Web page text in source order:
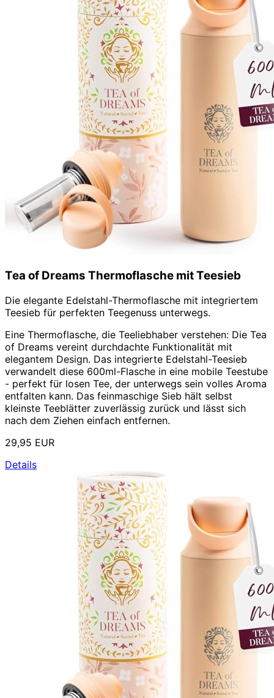
Tea of Dreams Thermoflasche mit Teesieb
Die elegante Edelstahl-Thermoflasche mit integriertem
Teesieb für perfekten Teegenuss unterwegs.
Eine Thermoflasche, die Teeliebhaber verstehen: Die Tea
of Dreams vereint durchdachte Funktionalität mit
elegantem Design. Das integrierte Edelstahl-Teesieb
verwandelt diese 600ml-Flasche in eine mobile Teestube
- perfekt für losen Tee, der unterwegs sein volles Aroma
entfalten kann. Das feinmaschige Sieb hält selbst
kleinste Teeblätter zuverlässig zurück und lässt sich
nach dem Ziehen einfach entfernen.
29,95 EUR
Details